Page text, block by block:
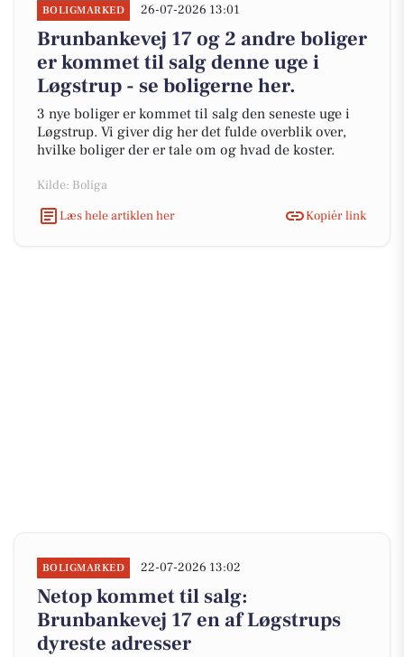
BOLIGMARKED 26-07-2026 13:01
Brunbankevej 17 og 2 andre boliger
er kommet til salg denne uge i
Løgstrup - se boligerne her.
3 nye boliger er kommet til salg den seneste uge i
Løgstrup. Vi giver dig her det fulde overblik over,
hvilke boliger der er tale om og hvad de koster.
Kilde: Boliga
Læs hele artiklen her
Kopiér link
BOLIGMARKED 22-07-2026 13:02
Netop kommet til salg:
Brunbankevej 17 en af Løgstrups
dyreste adresser